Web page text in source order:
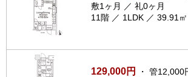
敷1ヶ月 ／ 礼0ヶ月
11階 ／ 1LDK ／ 39.91㎡
129,000円
・ 管12,000